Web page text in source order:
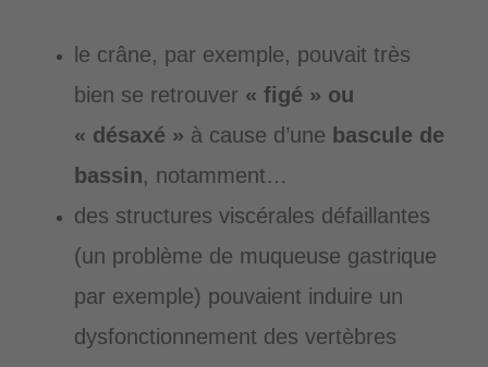
le crâne, par exemple, pouvait très
bien se retrouver « figé » ou
« désaxé » à cause d’une bascule de
bassin, notamment…
des structures viscérales défaillantes
(un problème de muqueuse gastrique
par exemple) pouvaient induire un
dysfonctionnement des vertèbres